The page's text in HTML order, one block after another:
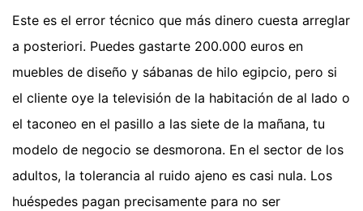
Este es el error técnico que más dinero cuesta arreglar
a posteriori. Puedes gastarte 200.000 euros en
muebles de diseño y sábanas de hilo egipcio, pero si
el cliente oye la televisión de la habitación de al lado o
el taconeo en el pasillo a las siete de la mañana, tu
modelo de negocio se desmorona. En el sector de los
adultos, la tolerancia al ruido ajeno es casi nula. Los
huéspedes pagan precisamente para no ser